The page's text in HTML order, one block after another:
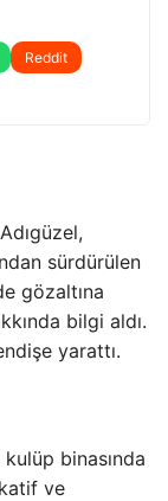
Reddit
sürdürülen
gözaltına
bilgi aldı.
yarattı.
kulüp binasında
ve